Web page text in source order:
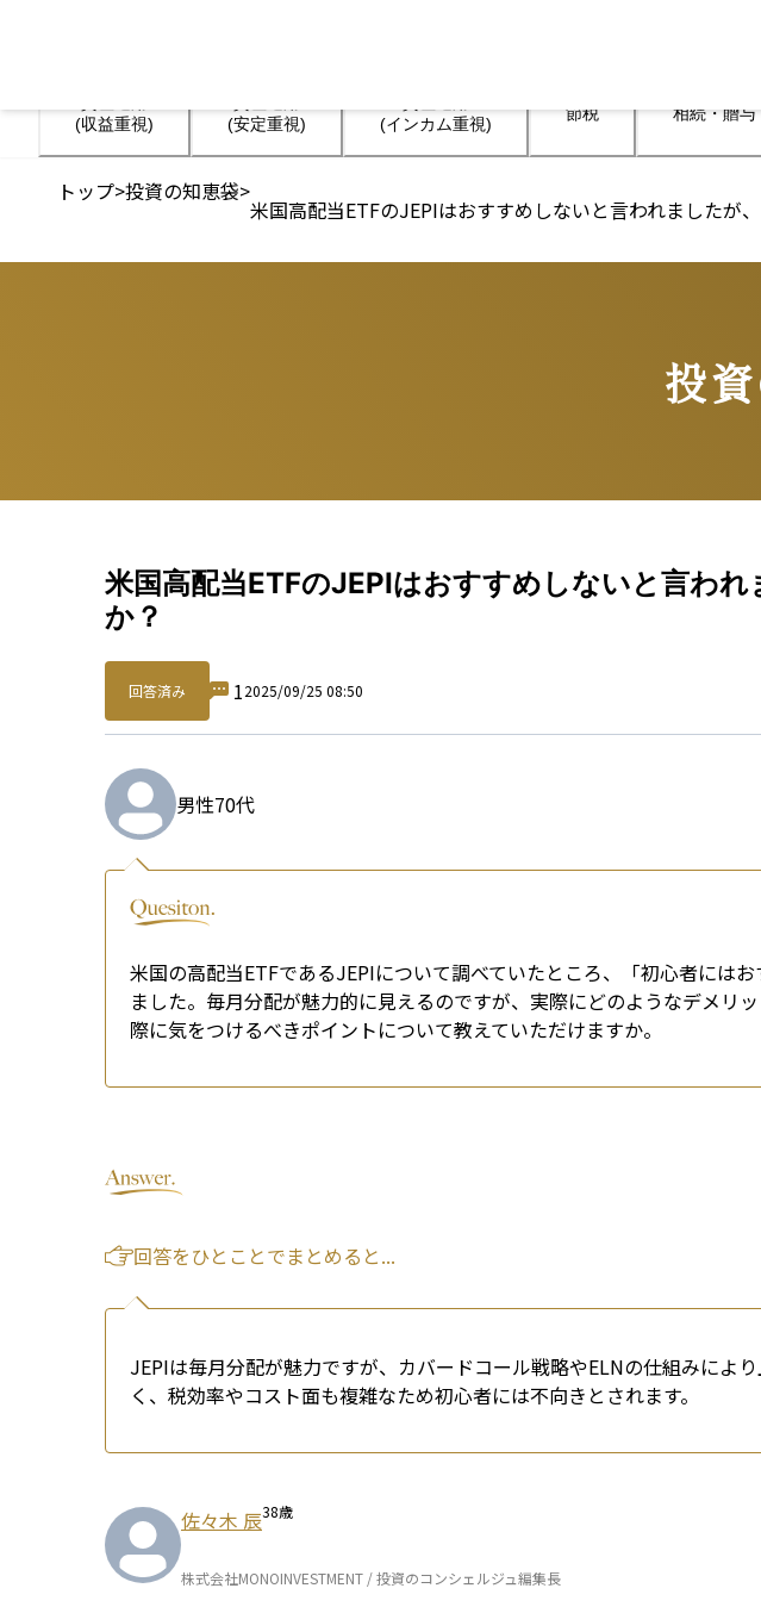
(収益重視)
(安定重視)
(インカム重視)
節税 相続・贈与
トップ>投資の知恵袋>
米国高配当ETFのJEPIはおすすめしないと言われましたが
投
米国高配当ETFのJEPIはおすすめしないと言われ
か？
回答済み 12025/09/25 08:50
男性70代
米国の高配当ETFであるJEPIについて調べていたところ、「初心者には
ました。毎月分配が魅力的に見えるのですが、実際にどのようなデメリ
際に気をつけるべきポイントについて教えていただけますか。
回答をひとことでまとめると...
JEPIは毎月分配が魅力ですが、カバードコール戦略やELNの仕組みによ
く、税効率やコスト面も複雑なため初心者には不向きとされます。
佐々木 辰38歳
株式会社MONOINVESTMENT / 投資のコンシェルジュ編集長